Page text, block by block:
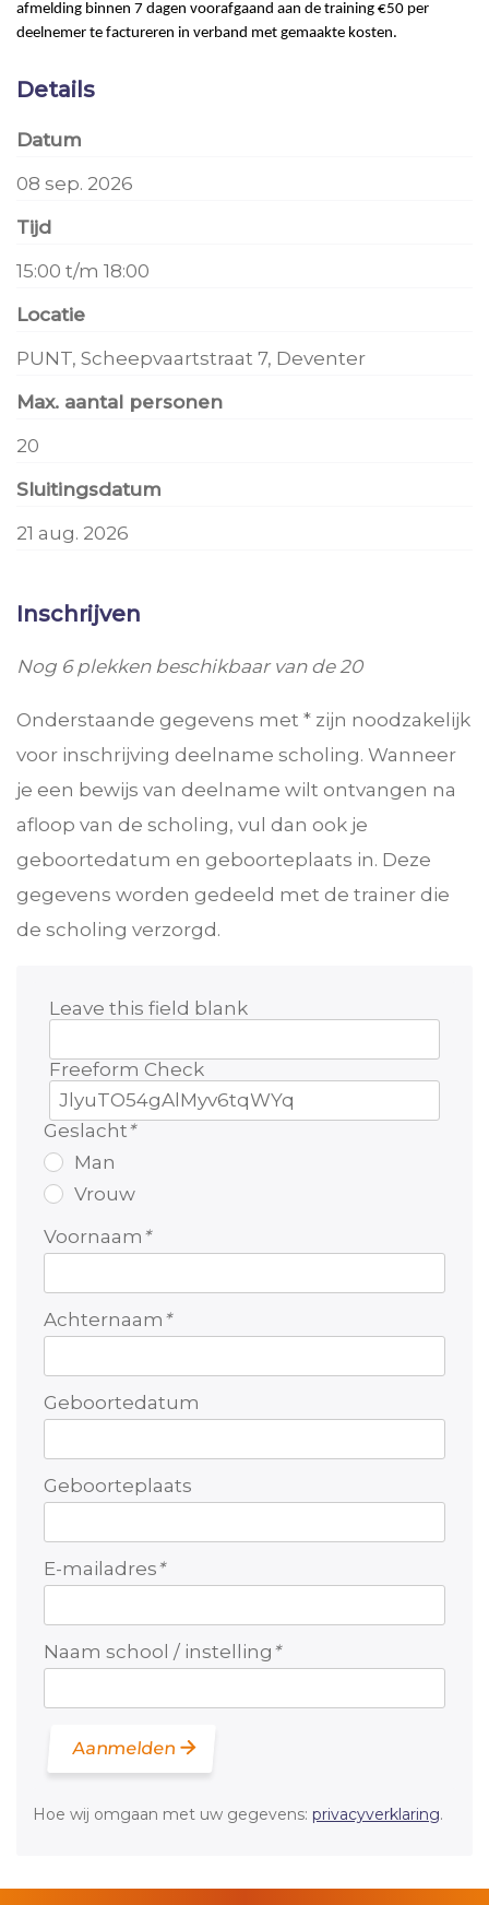
afmelding binnen 7 dagen voorafgaand aan de training €50 per
deelnemer te factureren in verband met gemaakte kosten.
Details
Datum
08 sep. 2026
Tijd
15:00 t/m 18:00
Locatie
PUNT, Scheepvaartstraat 7, Deventer
Max. aantal personen
20
Sluitingsdatum
21 aug. 2026
Inschrijven
Nog 6 plekken beschikbaar van de 20
Onderstaande gegevens met * zijn noodzakelijk
voor inschrijving deelname scholing. Wanneer
je een bewijs van deelname wilt ontvangen na
afloop van de scholing, vul dan ook je
geboortedatum en geboorteplaats in. Deze
gegevens worden gedeeld met de trainer die
de scholing verzorgd.
Leave this field blank
Freeform Check
Geslacht*
Man
Vrouw
Voornaam *
Achternaam *
Geboortedatum
Geboorteplaats
E-mailadres*
Naam school / instelling *
Aanmelden
Hoe wij omgaan met uw gegevens: privacyverklaring.